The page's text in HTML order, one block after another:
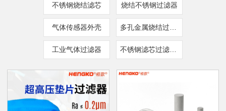
不锈钢烧结滤芯 烧结不锈钢过滤器
气体传感器外壳
工业气体过滤器